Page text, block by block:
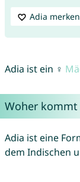
Adia merken
Adia ist ein ♀
Woher kommt
Adia ist eine
dem Indischen